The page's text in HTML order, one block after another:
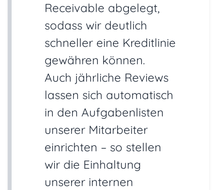
Receivable abgelegt,
sodass wir deutlich
schneller eine Kreditlinie
gewähren können.
Auch jährliche Reviews
lassen sich automatisch
in den Aufgabenlisten
unserer Mitarbeiter
einrichten – so stellen
wir die Einhaltung
unserer internen